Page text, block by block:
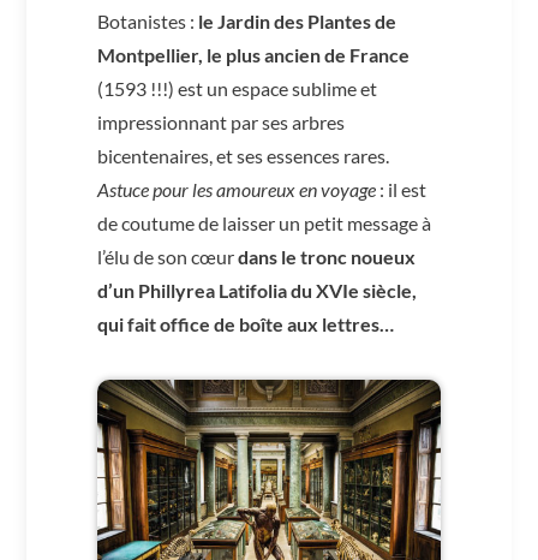
Botanistes : le Jardin des Plantes de
Montpellier, le plus ancien de France
(1593 !!!) est un espace sublime et
impressionnant par ses arbres
bicentenaires, et ses essences rares.
Astuce pour les amoureux en voyage: il est
de coutume de laisser un petit message à
l’élu de son cœurdans le tronc noueux
d’un Phillyrea Latifolia du XVIe siècle,
qui fait office de boîte aux lettres…